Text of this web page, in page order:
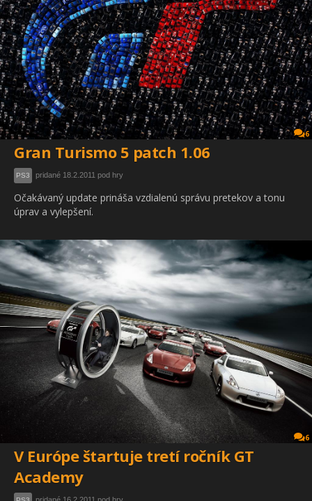
6
Gran Turismo 5 patch 1.06
PS3 pridané 18.2.2011 pod hry
Očakávaný update prináša vzdialenú správu pretekov a tonu
úprav a vylepšení.
6
V Európe štartuje tretí ročník GT
Academy